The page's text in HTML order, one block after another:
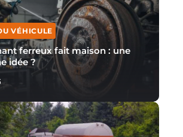
VÉHICULE
ferreux fait maison : une
idée ?